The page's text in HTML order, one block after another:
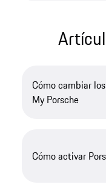
Cómo cambiar
My Porsche
Cómo activar